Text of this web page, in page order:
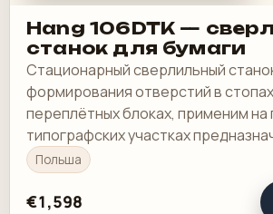
Hang 106DTK —
станок для бумаги
Стационарный сверлильный
формирования отверстий в
переплётных блоках, применим на
типографских участках
формирования технологических
стопах бумаги…
Польша
€1,598